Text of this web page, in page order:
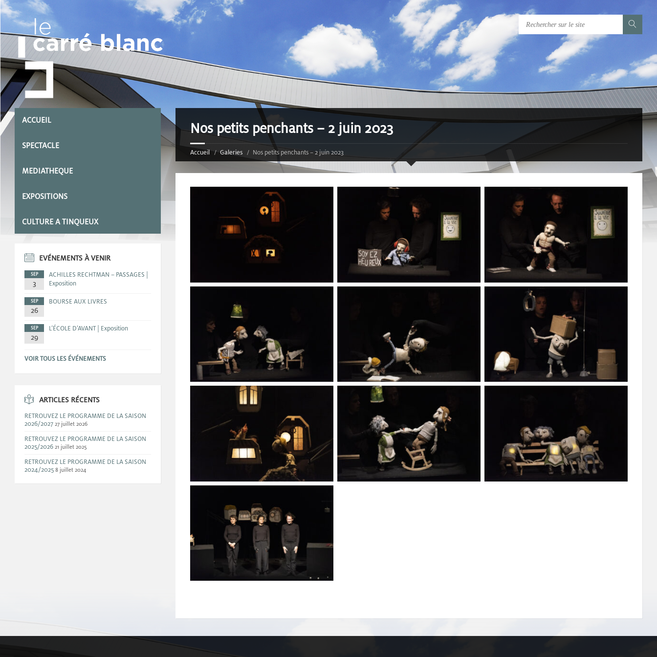
Nos petits penchants – 2 juin 2023
Accueil Galeries Nos petits penchants – 2 juin 2023
ACCUEIL
SPECTACLE
MEDIATHEQUE
EXPOSITIONS
CULTURE A TINQUEUX
EVÉNEMENTS À VENIR
SEP
3
ACHILLES RECHTMAN – PASSAGES |
Exposition
SEP
26
BOURSE AUX LIVRES
SEP
29
L’ÉCOLE D’AVANT | Exposition
VOIR TOUS LES ÉVÉNEMENTS
ARTICLES RÉCENTS
RETROUVEZ LE PROGRAMME DE LA SAISON
2026/2027 27 juillet 2026
RETROUVEZ LE PROGRAMME DE LA SAISON
2025/2026 21 juillet 2025
RETROUVEZ LE PROGRAMME DE LA SAISON
2024/2025 8 juillet 2024